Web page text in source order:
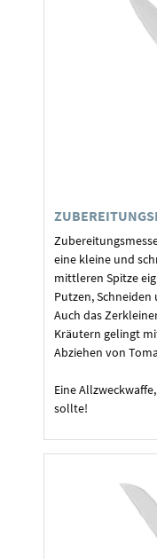
eine kleine und
mittleren Spitze
Putzen,
Auch das
Kräutern gelingt
Abziehen von
Eine
sollte!